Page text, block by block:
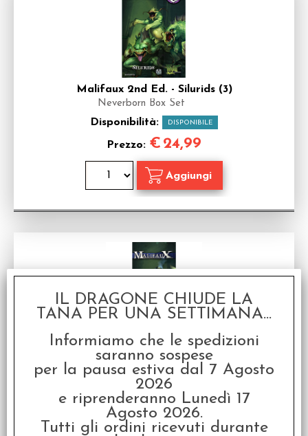
Malifaux 2nd Ed. - Silurids (3)
Neverborn Box Set
Disponibilità: DISPONIBILE
Prezzo: € 24,99
Malifaux 2nd Ed. - Arachnid Swarms (3)
Arcanist Box Set
Disponibilità: DISPONIBILE
Prezzo: €29,99
IL DRAGONE CHIUDE LA
TANA PER UNA SETTIMANA...
Informiamo che le spedizioni
saranno sospese
per la pausa estiva dal 7 Agosto
2026
e riprenderanno Lunedì 17
Agosto 2026.
Tutti gli ordini ricevuti durante